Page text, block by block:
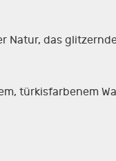
das
türkisfarbenem